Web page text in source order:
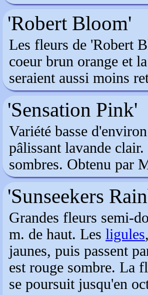
'Robert Bloom'
Les fleurs de 'Robert
coeur brun orange et
seraient aussi moins
'Sensation Pink'
Variété basse
pâlissant lavande clair.
sombres. Obtenu par
'Sunseekers
Grandes fleurs semi-
m. de haut. Les ligules
jaunes, puis passent
est rouge sombre. La
se poursuit jusqu'en